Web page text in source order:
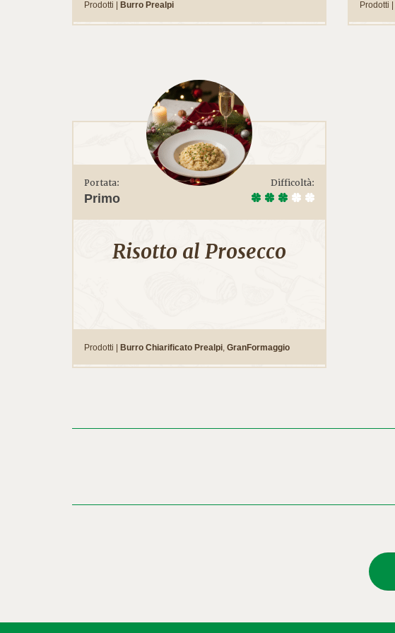
Prodotti | Burro Prealpi Prodotti |
Portata:
Primo
Difficoltà:
Risotto al Prosecco
Prodotti | Burro Chiarificato Prealpi GranFormaggio